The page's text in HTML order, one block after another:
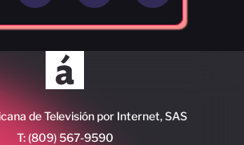
de Televisión por Internet, SAS
T: (809) 567-9590